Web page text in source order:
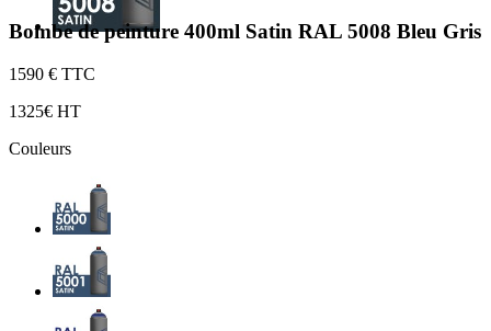
Bombe de peinture 400ml Satin RAL 5008 Bleu Gris
1590 € TTC
1325€ HT
Couleurs